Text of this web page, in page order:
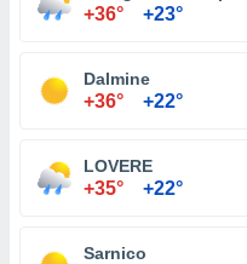
+36° +23°
Dalmine
+36° +22°
LOVERE
+35° +22°
Sarnico